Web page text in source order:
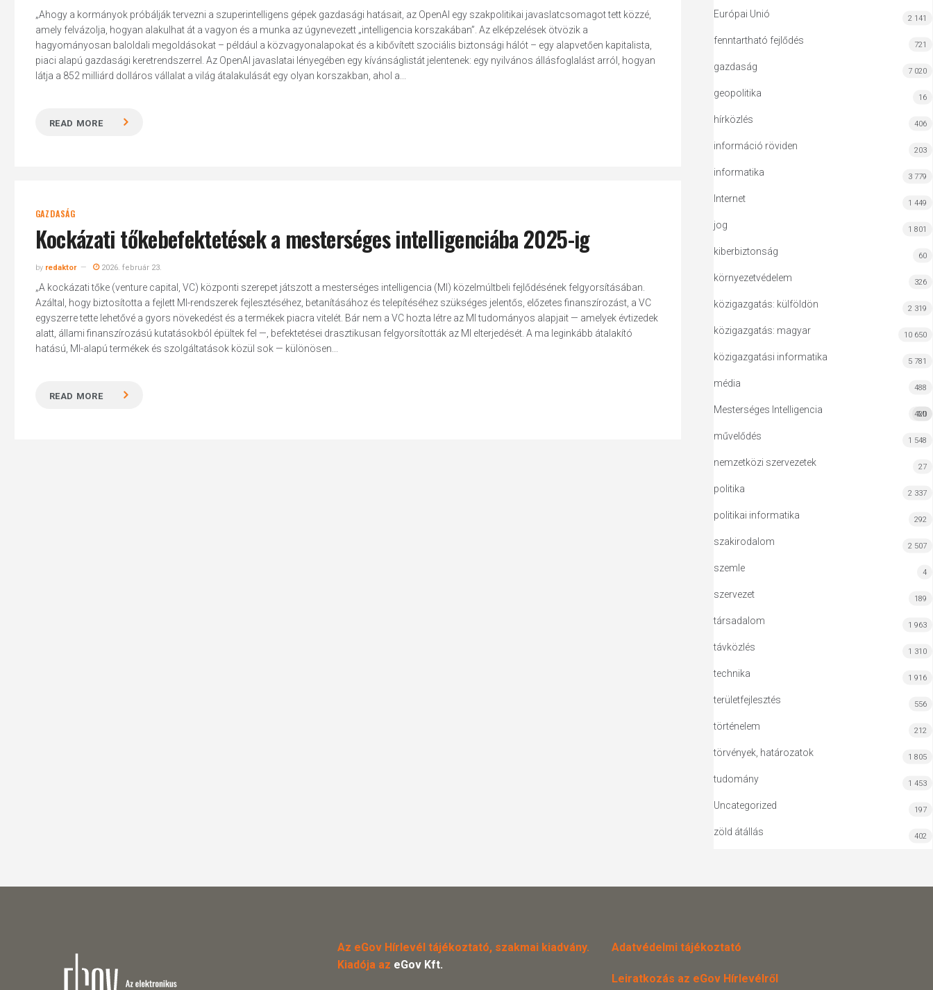
„Ahogy a kormányok próbálják tervezni a szuperintelligens gépek gazdasági hatásait, az OpenAI egy szakpolitikai javaslatcsomagot tett közzé,
amely felvázolja, hogyan alakulhat át a vagyon és a munka az úgynevezett „intelligencia korszakában”. Az elképzelések ötvözik a
hagyományosan baloldali megoldásokat – például a közvagyonalapokat és a kibővített szociális biztonsági hálót – egy alapvetően kapitalista,
piaci alapú gazdasági keretrendszerrel. Az OpenAI javaslatai lényegében egy kívánságlistát jelentenek: egy nyilvános állásfoglalást arról, hogyan
látja a 852 milliárd dolláros vállalat a világ átalakulását egy olyan korszakban, ahol a...
READ MORE
GAZDASÁG
Kockázati tőkebefektetések a mesterséges intelligenciába 2025-ig
by redaktor 2026. február 23.
„A kockázati tőke (venture capital, VC) központi szerepet játszott a mesterséges intelligencia (MI) közelmúltbeli fejlődésének felgyorsításában.
Azáltal, hogy biztosította a fejlett MI-rendszerek fejlesztéséhez, betanításához és telepítéséhez szükséges jelentős, előzetes finanszírozást, a VC
egyszerre tette lehetővé a gyors növekedést és a termékek piacra vitelét. Bár nem a VC hozta létre az MI tudományos alapjait — amelyek évtizedek
alatt, állami finanszírozású kutatásokból épültek fel —, befektetései drasztikusan felgyorsították az MI elterjedését. A ma leginkább átalakító
hatású, MI-alapú termékek és szolgáltatások közül sok — különösen...
READ MORE
Európai Unió 2 141
fenntartható fejlődés 721
gazdaság 7 020
geopolitika 16
hírközlés 406
információ röviden 203
informatika 3 779
Internet 1 449
jog 1 801
kiberbiztonság 60
környezetvédelem 326
közigazgatás: külföldön 2 319
közigazgatás: magyar 10 650
közigazgatási informatika 5 781
média 488
Mesterséges Intelligencia MI
420
művelődés 1 548
nemzetközi szervezetek 27
politika 2 337
politikai informatika 292
szakirodalom 2 507
szemle 4
szervezet 189
társadalom 1 963
távközlés 1 310
technika 1 916
területfejlesztés 556
történelem 212
törvények, határozatok 1 805
tudomány 1 453
Uncategorized 197
zöld átállás 402
Az eGov Hírlevél tájékoztató, szakmai kiadvány.
Kiadója az eGov Kft.
Adatvédelmi tájékoztató
Leiratkozás az eGov Hírlevélről